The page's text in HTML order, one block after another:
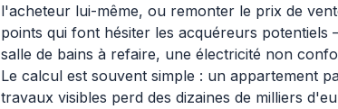
l'acheteur lui-même, ou remonter le prix de
points qui font hésiter les acquéreurs potentiels
salle de bains à refaire, une électricité non
Le calcul est souvent simple : un appartement
travaux visibles perd des dizaines de milliers